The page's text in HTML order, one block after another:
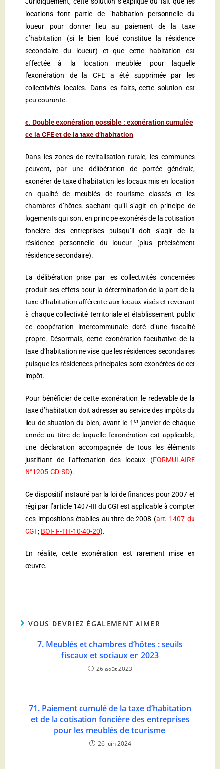
Juridiquement, cette solution s’explique du fait que les
locations font partie de l’habitation personnelle du
loueur pour donner lieu au paiement de la taxe
d’habitation (si le bien loué constitue la résidence
secondaire du loueur) et que cette habitation est
affectée à la location meublée pour laquelle
l’exonération de la CFE a été supprimée par les
collectivités locales. Dans les faits, cette solution est
peu courante.
e. Double exonération possible : exonération cumulée
de la CFE et de la taxe d’habitation
Dans les zones de revitalisation rurale, les communes
peuvent, par une délibération de portée générale,
exonérer de taxe d’habitation les locaux mis en location
en qualité de meublés de tourisme classés et les
chambres d’hôtes, sachant qu’il s’agit en principe de
logements qui sont en principe exonérés de la cotisation
foncière des entreprises puisqu’il doit s’agir de la
résidence personnelle du loueur (plus précisément
résidence secondaire).
La délibération prise par les collectivités concernées
produit ses effets pour la détermination de la part de la
taxe d’habitation afférente aux locaux visés et revenant
à chaque collectivité territoriale et établissement public
de coopération intercommunale doté d’une fiscalité
propre. Désormais, cette exonération facultative de la
taxe d’habitation ne vise que les résidences secondaires
puisque les résidences principales sont exonérées de cet
impôt.
Pour bénéficier de cette exonération, le redevable de la
taxe d’habitation doit adresser au service des impôts du
lieu de situation du bien, avant le 1 erjanvier de chaque
année au titre de laquelle l’exonération est applicable,
une déclaration accompagnée de tous les éléments
justifiant de l’affectation des locaux (FORMULAIRE
N°1205-GD-SD).
Ce dispositif instauré par la loi de finances pour 2007 et
régi par l’article 1407-III du CGI est applicable à compter
des impositions établies au titre de 2008 (art. 1407 du
CGI ; BOI-IF-TH-10-40-20).
En réalité, cette exonération est rarement mise en
œuvre.
VOUS DEVRIEZ ÉGALEMENT AIMER
7. Meublés et chambres d’hôtes : seuils
fiscaux et sociaux en 2023
26 août 2023
71. Paiement cumulé de la taxe d’habitation
et de la cotisation foncière des entreprises
pour les meublés de tourisme
26 juin 2024